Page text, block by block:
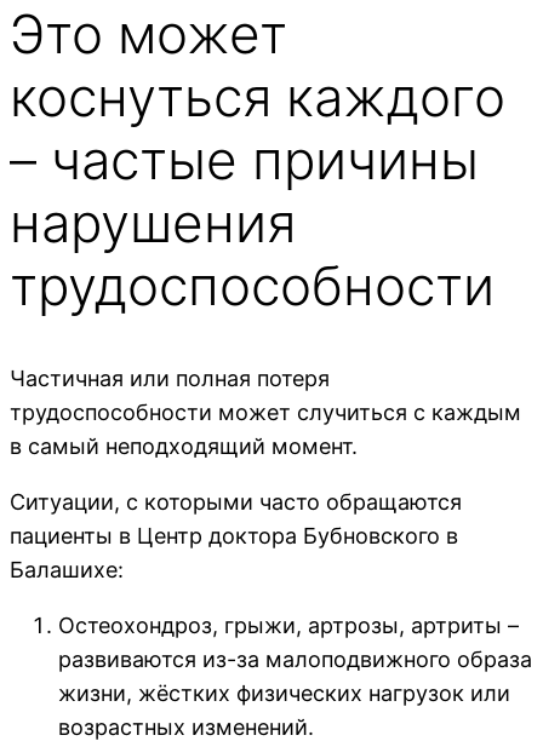
Это может
коснуться каждого
– частые причины
нарушения
трудоспособности
Частичная или полная потеря
трудоспособности может случиться с каждым
в самый неподходящий момент.
Ситуации, с которыми часто обращаются
пациенты в Центр доктора Бубновского в
Балашихе:
Остеохондроз, грыжи, артрозы, артриты –
развиваются из-за малоподвижного образа
жизни, жёстких физических нагрузок или
возрастных изменений.